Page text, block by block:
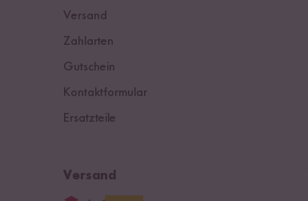
Versand
Zahlarten
Gutschein
Kontaktformular
Ersatzteile
Versand